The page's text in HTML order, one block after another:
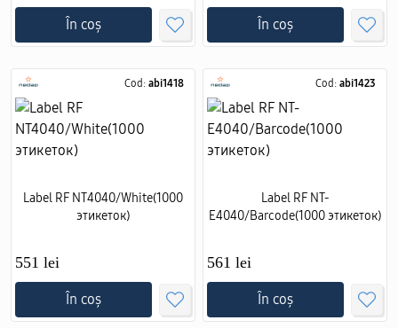
În coș În coș
Cod: abi1418
Label RF NT4040/White(1000
этикеток)
551 lei
În coș
Cod: abi1423
Label RF NT-
E4040/Barcode(1000 этикеток)
561 lei
În coș